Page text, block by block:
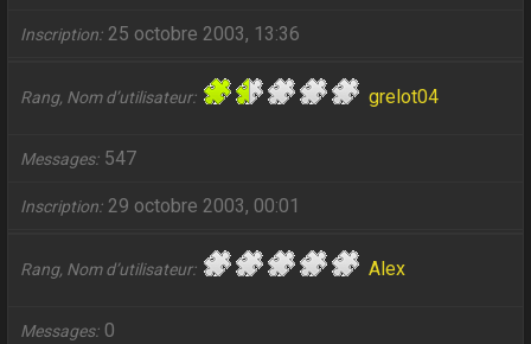
Inscription 25 octobre 2003, 13:36
Rang, Nom d’utilisateur grelot04
Messages 547
Inscription 29 octobre 2003, 00:01
Rang, Nom d’utilisateur Alex
Messages 0